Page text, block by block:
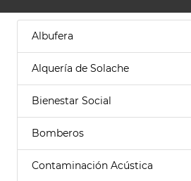
Albufera
Alquería de Solache
Bienestar Social
Bomberos
Contaminación Acústica